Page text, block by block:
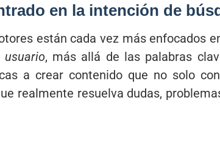
en la intención de
están cada vez más enfocados
usuario, más allá de las palabras
a crear contenido que no solo
realmente resuelva dudas,